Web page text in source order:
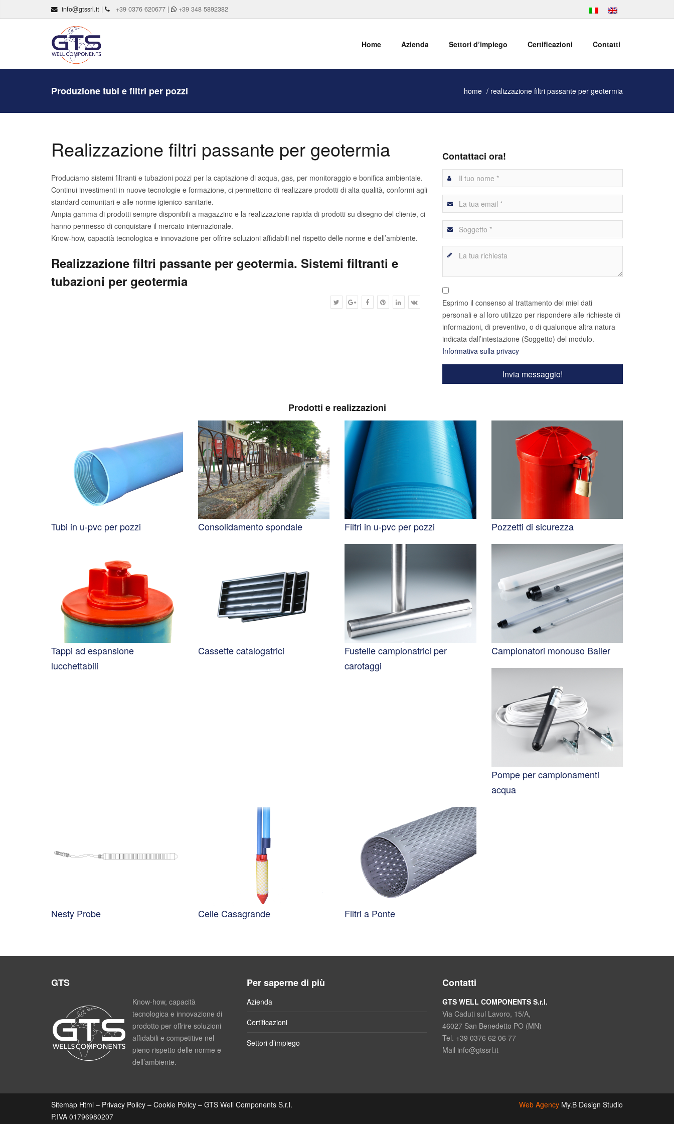
info@gtssrl.it | +39 0376 620677 | +39 348 5892382
Home Azienda Settori d’impiego Certificazioni Contatti
Produzione tubi e filtri per pozzi home realizzazione filtri passante per geotermia
Realizzazione filtri passante per geotermia
Produciamo sistemi filtranti e tubazioni pozzi per la captazione di acqua, gas, per monitoraggio e bonifica ambientale.
Continui investimenti in nuove tecnologie e formazione, ci permettono di realizzare prodotti di alta qualità, conformi agli
standard comunitari e alle norme igienico-sanitarie.
Ampia gamma di prodotti sempre disponibili a magazzino e la realizzazione rapida di prodotti su disegno del cliente, ci
hanno permesso di conquistare il mercato internazionale.
Know-how, capacità tecnologica e innovazione per offrire soluzioni affidabili nel rispetto delle norme e dell’ambiente.
Realizzazione filtri passante per geotermia. Sistemi filtranti e
tubazioni per geotermia
Contattaci ora!
Esprimo il consenso al trattamento dei miei dati
personali e al loro utilizzo per rispondere alle richieste di
informazioni, di preventivo, o di qualunque altra natura
indicata dall’intestazione (Soggetto) del modulo.
Informativa sulla privacy
Prodotti e realizzazioni
Tubi in u-pvc per pozzi Consolidamento spondale Filtri in u-pvc per pozzi Pozzetti di sicurezza
Tappi ad espansione
lucchettabili
Cassette catalogatrici
Fustelle campionatrici per
carotaggi
Campionatori monouso Bailer
Pompe per campionamenti
acqua
Nesty Probe Celle Casagrande Filtri a Ponte
GTS
Know-how, capacità
tecnologica e innovazione di
prodotto per offrire soluzioni
affidabili e competitive nel
pieno rispetto delle norme e
dell’ambiente.
Per saperne di più
Azienda
Certificazioni
Settori d’impiego
Contatti
GTS WELL COMPONENTS S.r.l.
Via Caduti sul Lavoro, 15/A,
46027 San Benedetto PO (MN)
Tel. +39 0376 62 06 77
Mail info@gtssrl.it
Sitemap Html – Privacy Policy – Cookie Policy – GTS Well Components S.r.l.
P.IVA 01796980207
Web Agency My.B Design Studio